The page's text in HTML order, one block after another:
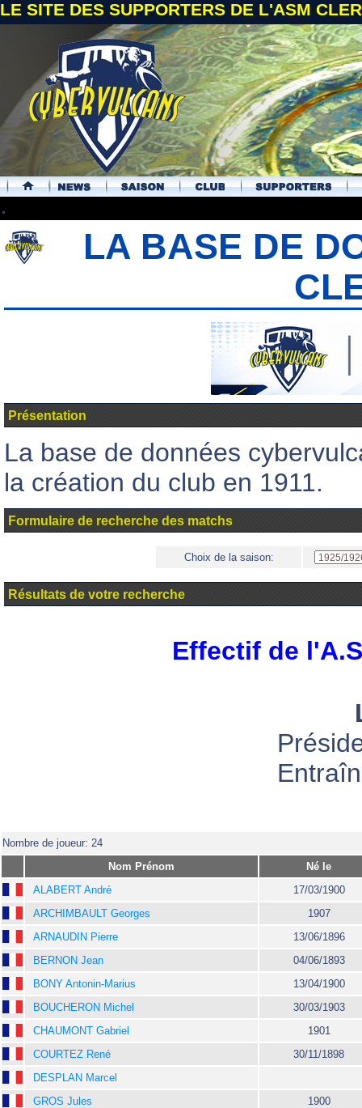
LE SITE DES SUPPORTERS DE L'ASM
.
LA BASE DE
Présentation
La base de données
la création du club en 1911.
Formulaire de recherche des matchs
Choix de la saison:
Résultats de votre recherche
Effectif de
Nombre de joueur: 24
Nom Prénom
Né le
ALABERT André
17/03/1900
ARCHIMBAULT Georges
1907
ARNAUDIN Pierre
13/06/1896
BERNON Jean
04/06/1893
BONY Antonin-Marius
13/04/1900
BOUCHERON Michel
30/03/1903
CHAUMONT Gabriel
1901
COURTEZ René
30/11/1898
DESPLAN Marcel
GROS Jules
1900